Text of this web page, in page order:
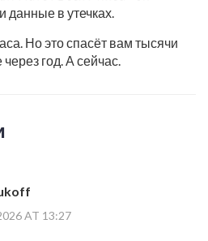
в утечках.
Но это спасёт вам тысячи
год. А сейчас.
AT 13:27